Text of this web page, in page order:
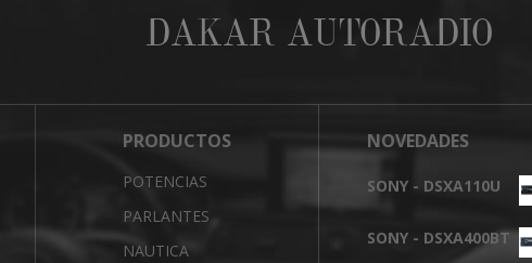
DAKAR AUTORADIO
PRODUCTOS
POTENCIAS
PARLANTES
NAUTICA
NOVEDADES
SONY - DSXA110U
SONY - DSXA400BT